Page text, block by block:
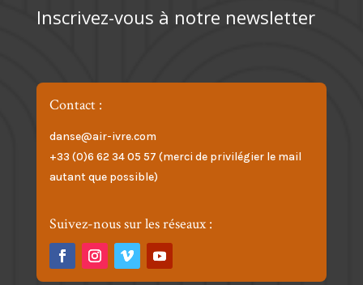
Inscrivez-vous à notre newsletter
Contact :
danse@air-ivre.com
+33 (0)6 62 34 05 57 (merci de privilégier le mail
autant que possible)
Suivez-nous sur les réseaux :